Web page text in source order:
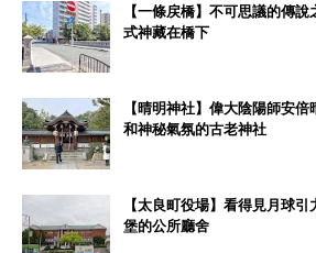
【一條戻橋】不可思議的傳
式神藏在橋下
【晴明神社】偉大陰陽師安
和神秘氣氛的古老神社
【太良町役場】看得見月球
堡的公所廳舍